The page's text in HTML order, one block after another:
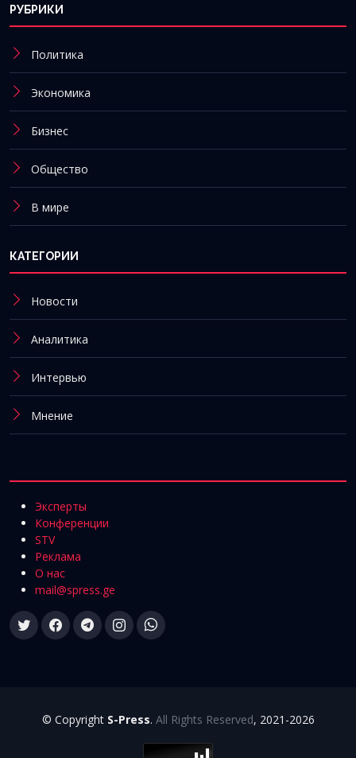
РУБРИКИ
Политика
Экономика
Бизнес
Общество
В мире
КАТЕГОРИИ
Новости
Аналитика
Интервью
Мнение
Эксперты
Конференции
STV
Реклама
О нас
mail@spress.ge
© Copyright S-Press. All Rights Reserved, 2021-2026